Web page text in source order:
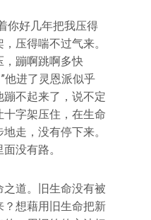
你好几年把我压得
压得喘不过气来。
，蹦啊跳啊多快
他进了灵恩派似乎
不起来了，说不定
字架压住，在生命
走，没有停下来。
没有路。
道。旧生命没有被
想藉用旧生命把新